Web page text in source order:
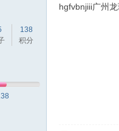
138
积分
hgfvbnjiii广州